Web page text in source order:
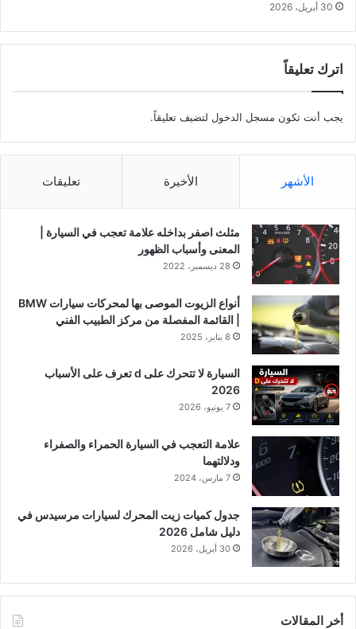
30 أبريل، 2026
اترك تعليقاً
يجب أنت تكون مسجل الدخول لتضيف تعليقاً.
الأشهر الأخيرة تعليقات
مثلث اصفر بداخله علامة تعجب في السيارة |
المعنى وأسباب الظهور
28 ديسمبر، 2022
أنواع الزيوت الموصى بها لمحركات سيارات BMW
| القائمة المفصلة من مركز الطبيب الفني
8 يناير، 2025
السيارة لا تتحرك على d تعرف على الأسباب
2026
7 يونيو، 2026
علامة التعجب في السيارة الحمراء والصفراء
ودلالتهما
7 مارس، 2024
جدول كميات زيت المحرك لسيارات مرسيدس في
دليل شامل 2026
30 أبريل، 2026
أخر المقالات